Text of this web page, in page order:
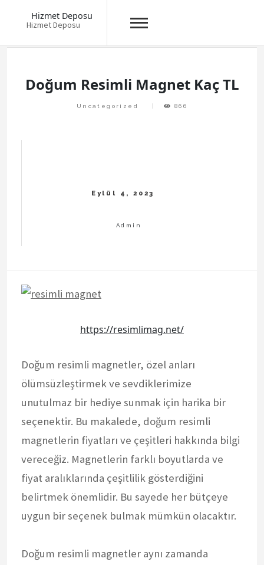
Hizmet Deposu
Hizmet Deposu
Doğum Resimli Magnet Kaç TL
Uncategorized 866
https://resimlimag.net/
Doğum resimli magnetler, özel anları
ölümsüzleştirmek ve sevdiklerimize
unutulmaz bir hediye sunmak için harika bir
seçenektir. Bu makalede, doğum resimli
magnetlerin fiyatları ve çeşitleri hakkında bilgi
vereceğiz. Magnetlerin farklı boyutlarda ve
fiyat aralıklarında çeşitlilik gösterdiğini
belirtmek önemlidir. Bu sayede her bütçeye
uygun bir seçenek bulmak mümkün olacaktır.
Doğum resimli magnetler aynı zamanda